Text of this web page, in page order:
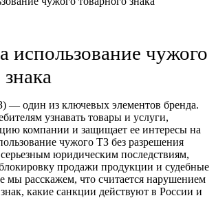
использование чужого
— один из ключевых элементов бренда.
узнавать товары и услуги,
компании и защищает ее интересы на
чужого ТЗ без разрешения
юридическим последствиям,
продажи продукции и судебные
мы расскажем, что считается нарушением
какие санкции действуют в России и